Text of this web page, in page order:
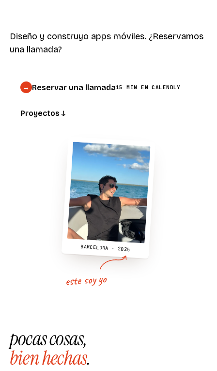
Diseño y construyo apps móviles. ¿Reservamos
una llamada?
→ Reservar una llamada15 MIN EN CALENDLY
Proyectos ↓
BARCELONA · 2025
este soy yo
pocas cosas,
bien hechas.